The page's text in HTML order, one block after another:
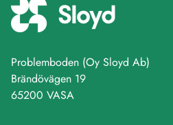
Problemboden (Oy Sloyd Ab)
Brändövägen 19
65200 VASA